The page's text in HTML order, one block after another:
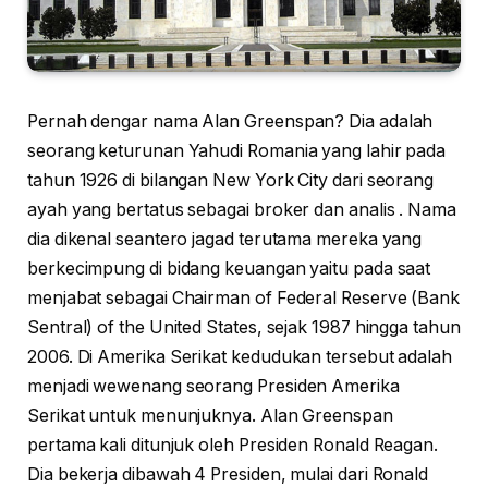
Pernah dengar nama Alan Greenspan? Dia adalah
seorang keturunan Yahudi Romania yang lahir pada
tahun 1926 di bilangan New York City dari seorang
ayah yang bertatus sebagai broker dan analis . Nama
dia dikenal seantero jagad terutama mereka yang
berkecimpung di bidang keuangan yaitu pada saat
menjabat sebagai Chairman of Federal Reserve (Bank
Sentral) of the United States, sejak 1987 hingga tahun
2006. Di Amerika Serikat kedudukan tersebut adalah
menjadi wewenang seorang Presiden Amerika
Serikat untuk menunjuknya. Alan Greenspan
pertama kali ditunjuk oleh Presiden Ronald Reagan.
Dia bekerja dibawah 4 Presiden, mulai dari Ronald